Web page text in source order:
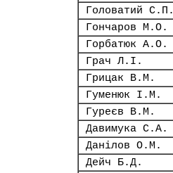
Головатий С.П.
Гончаров М.О.
Горбатюк А.О.
Грач Л.І.
Грицак В.М.
Гуменюк І.М.
Гуреєв В.М.
Давимука С.А.
Данілов О.М.
Дейч Б.Д.